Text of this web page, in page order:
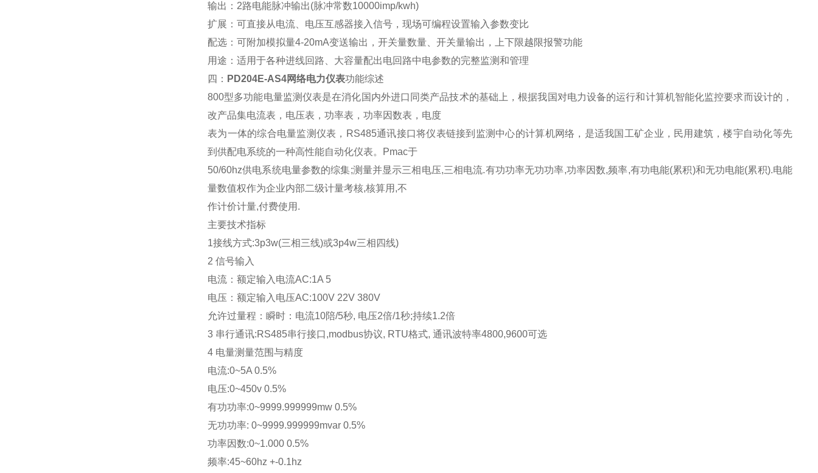
输出：2路电能脉冲输出(脉冲常数10000imp/kwh)
扩展：可直接从电流、电压互感器接入信号，现场可编程设置输入参数变比
配选：可附加模拟量4-20mA变送输出，开关量数量、开关量输出，上下限越限报警功能
用途：适用于各种进线回路、大容量配出电回路中电参数的完整监测和管理
四： PD204E-AS4网络电力仪表功能综述
800型多功能电量监测仪表是在消化国内外进口同类产品技术的基础上，根据我国对电力设备的运行和计算机智能化监控要求而设计的，
改产品集电流表，电压表，功率表，功率因数表，电度
表为一体的综合电量监测仪表，RS485通讯接口将仪表链接到监测中心的计算机网络，是适我国工矿企业，民用建筑，楼宇自动化等先
到供配电系统的一种高性能自动化仪表。Pmac于
50/60hz供电系统电量参数的综集;测量并显示三相电压,三相电流.有功功率无功功率,功率因数,频率,有功电能(累积)和无功电能(累积).电能
量数值权作为企业内部二级计量考核,核算用,不
作计价计量,付费使用.
主要技术指标
1接线方式:3p3w(三相三线)或3p4w三相四线)
2 信号输入
电流：额定输入电流AC:1A 5
电压：额定输入电压AC:100V 22V 380V
允许过量程：瞬时：电流10陪/5秒, 电压2倍/1秒;持续1.2倍
3 串行通讯:RS485串行接口,modbus协议, RTU格式, 通讯波特率4800,9600可选
4 电量测量范围与精度
电流:0~5A 0.5%
电压:0~450v 0.5%
有功功率:0~9999.999999mw 0.5%
无功功率: 0~9999.999999mvar 0.5%
功率因数:0~1.000 0.5%
频率:45~60hz +-0.1hz